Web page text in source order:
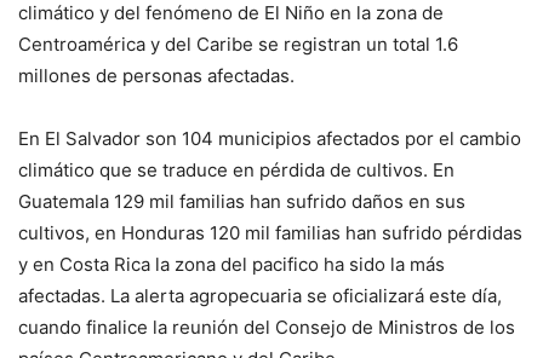
climático y del fenómeno de El Niño en la zona de
Centroamérica y del Caribe se registran un total 1.6
millones de personas afectadas.
En El Salvador son 104 municipios afectados por el cambio
climático que se traduce en pérdida de cultivos. En
Guatemala 129 mil familias han sufrido daños en sus
cultivos, en Honduras 120 mil familias han sufrido pérdidas
y en Costa Rica la zona del pacifico ha sido la más
afectadas. La alerta agropecuaria se oficializará este día,
cuando finalice la reunión del Consejo de Ministros de los